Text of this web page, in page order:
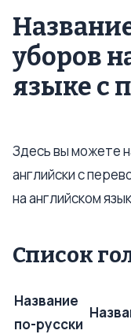
уборов
языке с
Здесь вы можете
английски с
на английском
Список
Название
по-русски